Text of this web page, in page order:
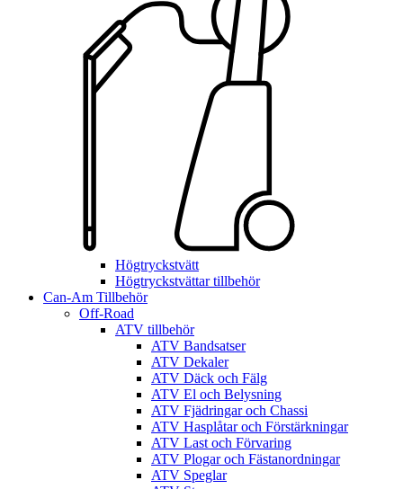
Högtryckstvätt
Högtryckstvättar tillbehör
Can-Am Tillbehör
Off-Road
ATV tillbehör
ATV Bandsatser
ATV Dekaler
ATV Däck och Fälg
ATV El och Belysning
ATV Fjädringar och Chassi
ATV Hasplåtar och Förstärkningar
ATV Last och Förvaring
ATV Plogar och Fästanordningar
ATV Speglar